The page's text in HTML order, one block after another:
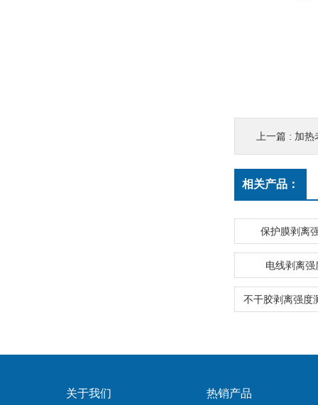
上一篇 : 加热
相关产品：
保护膜剥离
电线剥离
关于我们 热销产品